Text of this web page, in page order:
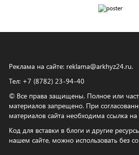
Реклама на сайте: reklama@arkhyz24.ru.
Тел: +7 (8782) 23‑94‑40
© Все права защищены. Полное или
материалов запрещено. При
материалов сайта необходима ссылка на
Код для вставки в блоги и другие
нашем сайте, можно использовать без